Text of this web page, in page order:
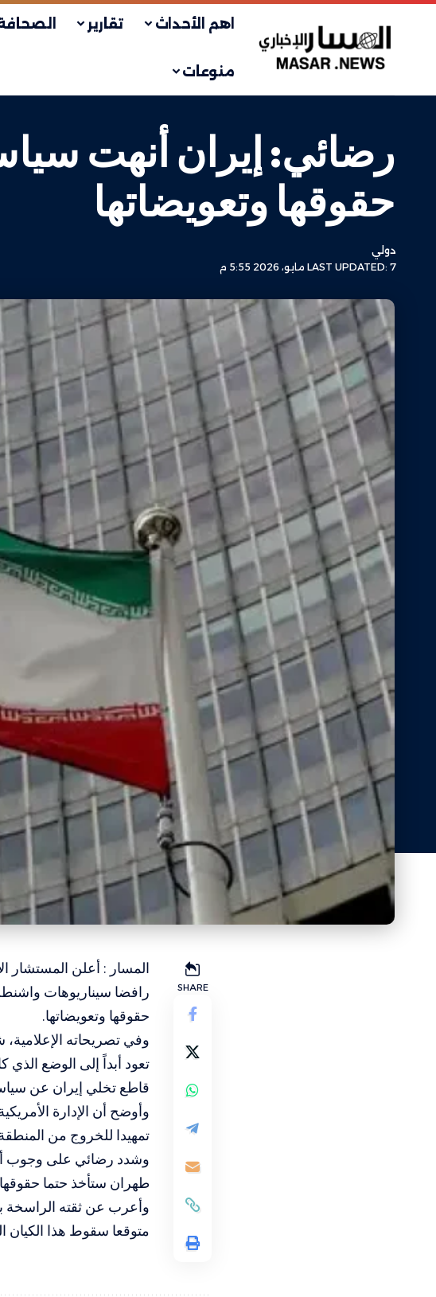
اهم الأحداث تقارير
منوعات
رضائي: إيران أنهت
حقوقها وتعويضاتها
LAST UPDATED: 7 مايو، 2026 5:55 م
دولي
SHARE
المسار : أعلن المستشار
رافضا سيناريوهات
حقوقها وتعويضاتها.
وفي تصريحاته
قاطع تخلي إيران عن
وأوضح أن الإدارة
تمهيدا للخروج من
وشدد رضائي على وجوب أن
طهران ستأخذ حتما
وأعرب عن ثقته الراسخة
متوقعا سقوط هذا الكيان